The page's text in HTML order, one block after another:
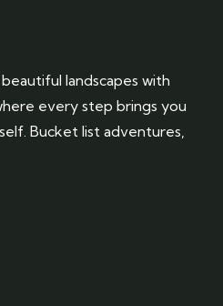
landscapes with
every step brings you
Bucket list adventures,